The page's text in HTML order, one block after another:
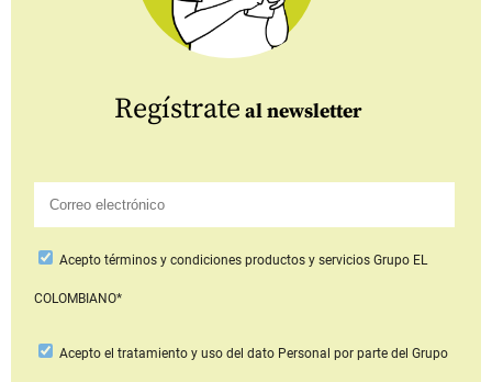
Regístrate al newsletter
Aceptotérminos y condiciones productos y serviciosGrupo EL
COLOMBIANO*
Acepto el tratamiento y uso del dato Personal por parte del Grupo